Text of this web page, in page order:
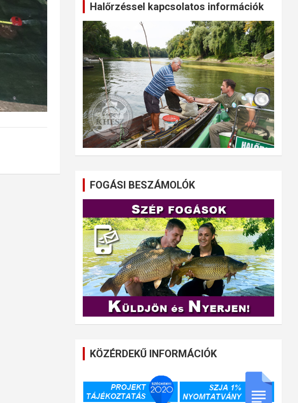
Halőrzéssel kapcsolatos információk
FOGÁSI BESZÁMOLÓK
KÖZÉRDEKŰ INFORMÁCIÓK